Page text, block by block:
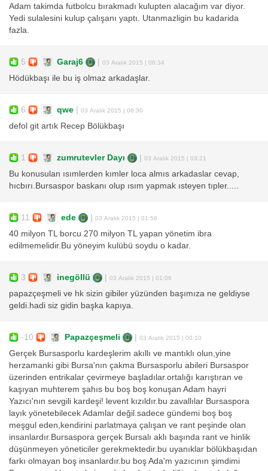
Adam takimda futbolcu bırakmadı kulupten alacağım var diyor.
Yedi sulalesini kulup çalışanı yaptı. Utanmazligin bu kadarida
fazla.
5 Garaj6 03 Aralık 2015 | 06:34
Hödükbaşı ile bu iş olmaz arkadaşlar.
6 qwe 03 Aralık 2015 | 06:30
defol git artık Recep Bölükbaşı
1 zumrutevler Dayı 03 Aralık 2015 | 03:21
Bu konusulan ısımlerden kımler loca almıs arkadaslar cevap,
hıcbırı.Bursaspor baskanı olup ısım yapmak ısteyen tıpler.....
11 ede 03 Aralık 2015 | 01:56
40 milyon TL borcu 270 milyon TL yapan yönetim ibra
edilmemelidir.Bu yöneyim kulübü soydu o kadar.
3 inegöllü 03 Aralık 2015 | 01:06
papazçeşmeli ve hk sizin gibiler yüzünden başımıza ne geldiyse
geldi.hadi siz gidin başka kapıya.
-10 Papazçeşmeli 03 Aralık 2015 | 00:10
Gerçek Bursasporlu kardeşlerim akıllı ve mantıklı olun,yine
herzamanki gibi Bursa'nın çakma Bursasporlu abileri Bursaspor
üzerinden entrikalar çevirmeye başladılar.ortalığı karıştıran ve
kaşıyan muhterem şahıs bu boş boş konuşan Adam hayri
Yazıcı'nın sevgili kardeşi! levent kızıldır.bu zavallılar Bursaspora
layık yönetebilecek Adamlar değil.sadece gündemi boş boş
meşgul eden,kendirini parlatmaya çalışan ve rant peşinde olan
insanlardır.Bursaspora gerçek Bursalı aklı başında rant ve hinlik
düşünmeyen yöneticiler gerekmektedir.bu uyanıklar bölükbaşıdan
farkı olmayan boş insanlardır.bu boş Ada'm yazıcının şimdimi